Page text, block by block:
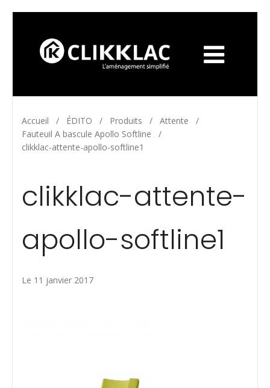
Accueil / ÉDITO / Produits / Attente /
Fauteuil A bascule Apollo Softline /
clikklac-attente-apollo-softline1
clikklac-attente-
apollo-softline1
Le 11 janvier 2017